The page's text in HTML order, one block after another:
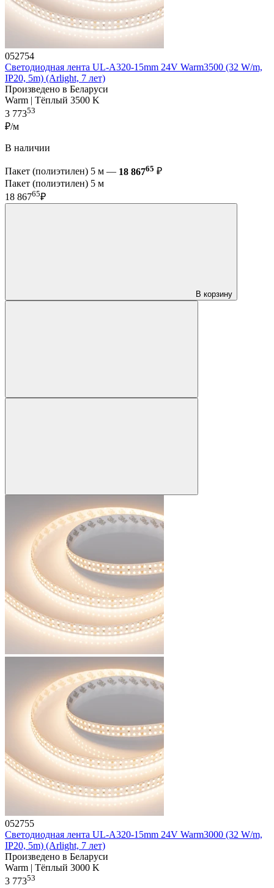
052754
Светодиодная лента UL-A320-15mm 24V Warm3500 (32 W/m,
IP20, 5m) (Arlight, 7 лет)
Произведено в Беларуси
Warm | Тёплый 3500 K
3 77353
₽/м
В наличии
Пакет (полиэтилен) 5 м — 18 86765 ₽
Пакет (полиэтилен) 5 м
18 86765₽
В корзину
052755
Светодиодная лента UL-A320-15mm 24V Warm3000 (32 W/m,
IP20, 5m) (Arlight, 7 лет)
Произведено в Беларуси
Warm | Тёплый 3000 K
3 77353